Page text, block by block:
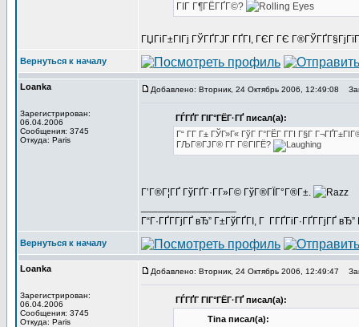
ГІГ Г¶ГЁГҐГ©?
ГЏГіГ±ГІГј ГЎГҐГЈГ ГҐГІ, ГЄГ ГЄ
Вернуться к началу
Loanka
Зарегистрирован:
06.04.2006
Сообщения: 3745
Откуда: Paris
Добавлено: Вторник, 24 Октябрь 2006, 12:49:08
ГЃГҐГ ГІГ°ГЁГ·ГҐ писал(а):
Г“ Г­Г Г± ГЎГ»Г« ГўГ Г°ГЁГ Г­ГІ Г§Г
ГЉГ®ГЈГ® Г­Г Г©ГІГЁ?
Г’Г®Г¦ГҐ ГўГҐГ·Г­Г»Г© ГўГ®ГЇГ°Г®Г±.
Г“Г·ГҐГ­ГјГҐ вЂ” Г±ГўГҐГІ, Г Г­ГҐГіГ·ГҐГ­ГјГҐ
Вернуться к началу
Loanka
Зарегистрирован:
06.04.2006
Сообщения: 3745
Откуда: Paris
Добавлено: Вторник, 24 Октябрь 2006, 12:49:47
ГЃГҐГ ГІГ°ГЁГ·ГҐ писал(а):
Tina писал(а):